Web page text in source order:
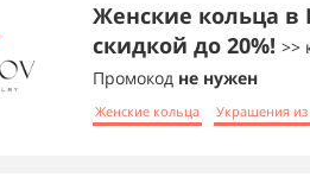
Женские кольца в
скидкой до 20%! >>
Промокод не нужен
Женские кольца Украшения из